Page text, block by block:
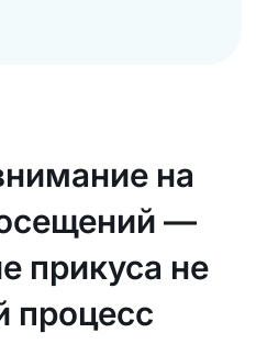
на
—
прикуса не
процесс